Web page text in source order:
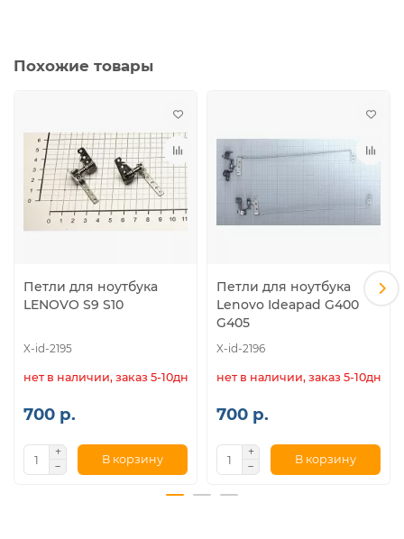
Похожие товары
Петли для ноутбука
LENOVO S9 S10
X-id-2195
нет в наличии, заказ 5-10дн.
700 р.
В корзину
Петли для ноутбука
Lenovo Ideapad G400
G405
X-id-2196
нет в наличии, заказ 5-10дн.
700 р.
В корзину